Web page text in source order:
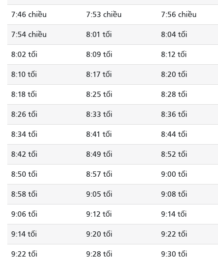
7:46 chiều 7:53 chiều 7:56 chiều
7:54 chiều 8:01 tối 8:04 tối
8:02 tối 8:09 tối 8:12 tối
8:10 tối 8:17 tối 8:20 tối
8:18 tối 8:25 tối 8:28 tối
8:26 tối 8:33 tối 8:36 tối
8:34 tối 8:41 tối 8:44 tối
8:42 tối 8:49 tối 8:52 tối
8:50 tối 8:57 tối 9:00 tối
8:58 tối 9:05 tối 9:08 tối
9:06 tối 9:12 tối 9:14 tối
9:14 tối 9:20 tối 9:22 tối
9:22 tối 9:28 tối 9:30 tối